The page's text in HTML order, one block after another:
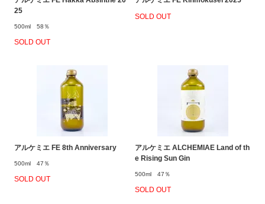
25
500ml 58％
SOLD OUT
SOLD OUT
アルケミエ FE 8th Anniversary
500ml 47％
SOLD OUT
アルケミエ ALCHEMIAE Land of th
e Rising Sun Gin
500ml 47％
SOLD OUT